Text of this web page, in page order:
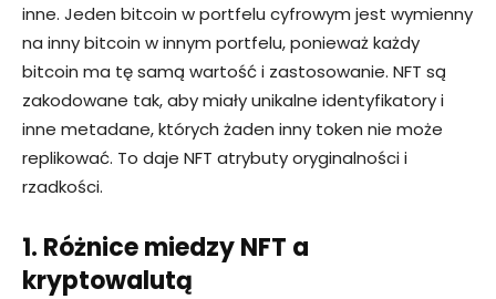
inne. Jeden bitcoin w portfelu cyfrowym jest wymienny
na inny bitcoin w innym portfelu, ponieważ każdy
bitcoin ma tę samą wartość i zastosowanie. NFT są
zakodowane tak, aby miały unikalne identyfikatory i
inne metadane, których żaden inny token nie może
replikować. To daje NFT atrybuty oryginalności i
rzadkości.
1. Różnice miedzy NFT a
kryptowalutą